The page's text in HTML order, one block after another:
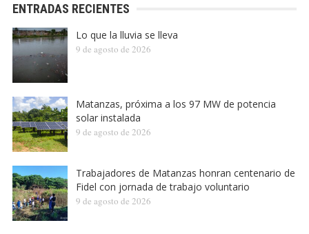
ENTRADAS RECIENTES
Lo que la lluvia se lleva
9 de agosto de 2026
Matanzas, próxima a los 97 MW de potencia
solar instalada
9 de agosto de 2026
Trabajadores de Matanzas honran centenario de
Fidel con jornada de trabajo voluntario
9 de agosto de 2026